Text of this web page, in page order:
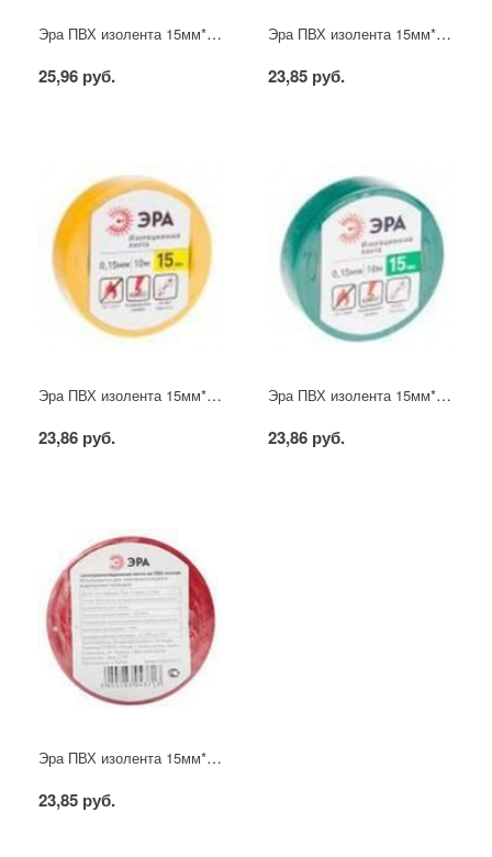
Эра ПВХ изолента 15мм*10м жёлто-зелёная
25,96 руб.
Эра ПВХ изолента 15мм*10м белая
23,85 руб.
Эра ПВХ изолента 15мм*10м жёлтая
23,86 руб.
Эра ПВХ изолента 15мм*10м зелёная
23,86 руб.
Эра ПВХ изолента 15мм*10м красная
23,85 руб.